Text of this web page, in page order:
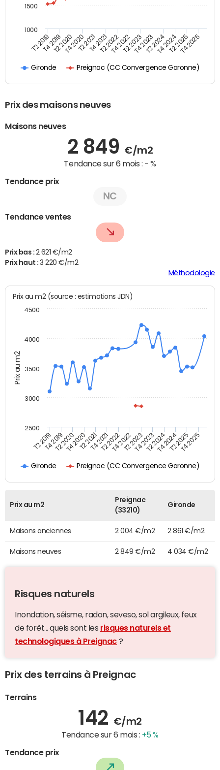
Gironde Preignac (CC Convergence Garonne)
T2 2019T4 2019T2 2020T4 2020T2 2021T4 2021T2 2022T4 2022T2 2023T4 2023T2 2024T4 2024T2 2025T4 2025
1000
1500
Prix des maisons neuves
Maisons neuves
2 849 €/m2
Tendance sur 6 mois : - %
Tendance prix
NC
Tendance ventes
Prix bas : 2 621 €/m2
Prix haut :3 220 €/m2
Méthodologie
Prix au m2
Prix au m2 (source : estimations JDN)
Gironde Preignac (CC Convergence Garonne)
T2 2019T4 2019T2 2020T4 2020T2 2021T4 2021T2 2022T4 2022T2 2023T4 2023T2 2024T4 2024T2 2025T4 2025
2500
3000
3500
4000
4500
Prix au m2
Preignac
(33210)
Gironde
Maisons anciennes 2 004 €/m2 2 861 €/m2
Maisons neuves 2 849 €/m2 4 034 €/m2
Risques naturels
Inondation, séisme, radon, seveso, sol argileux, feux
de forêt... quels sont les risques naturels et
technologiques à Preignac ?
Prix des terrains à Preignac
Terrains
142 €/m2
Tendance sur 6 mois : +5 %
Tendance prix